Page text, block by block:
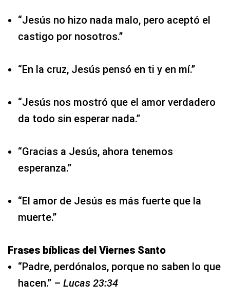
“Jesús no hizo nada malo, pero aceptó el
castigo por nosotros.”
“En la cruz, Jesús pensó en ti y en mí.”
“Jesús nos mostró que el amor verdadero
da todo sin esperar nada.”
“Gracias a Jesús, ahora tenemos
esperanza.”
“El amor de Jesús es más fuerte que la
muerte.”
Frases bíblicas del Viernes Santo
“Padre, perdónalos, porque no saben lo que
hacen.” – Lucas 23:34